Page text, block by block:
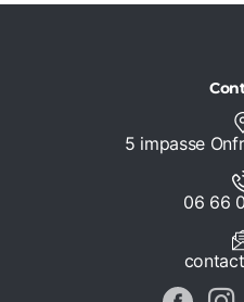
5 impasse
06 66